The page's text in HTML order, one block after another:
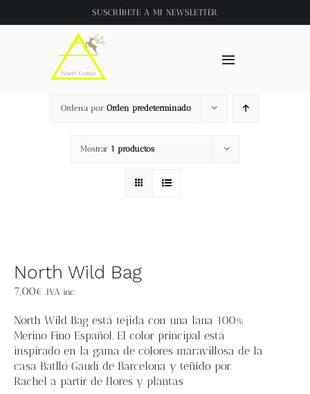
al
SUSCRÍBETE A MI NEWSLETTER
Toggle
Inicio
About
Tienda
Videos
Contacto
Ordena por Orden predeterminado
Mostrar 1 productos
North Wild Bag
7,00€ IVA inc.
North Wild Bag está tejida con una lana 100%
Merino Fino Español. El color principal está
inspirado en la gama de colores maravillosa de la
casa Batlló Gaudí de Barcelona y teñido por
Rachel a partir de flores y plantas